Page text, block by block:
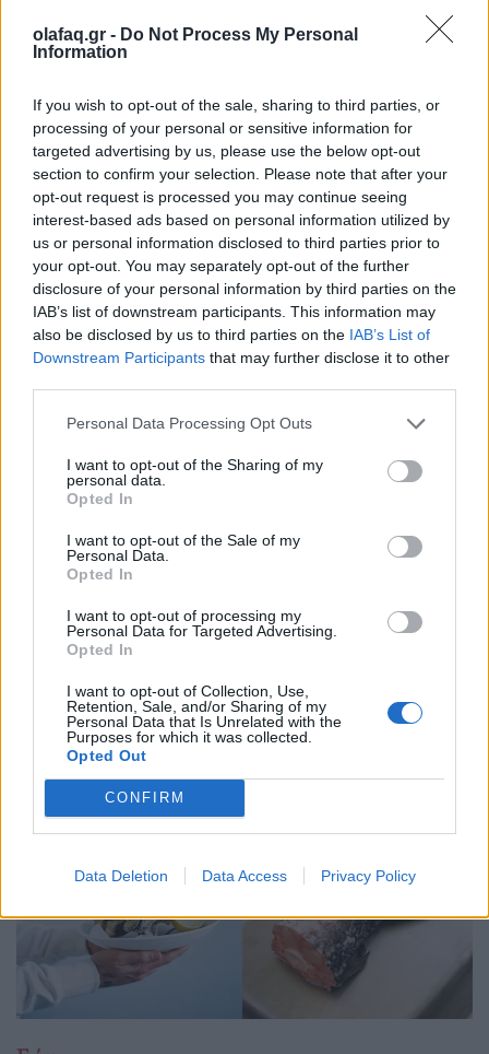
olafaq.gr - Do Not Process My Personal
Information
If you wish to opt-out of the sale, sharing to third parties, or
processing of your personal or sensitive information for
targeted advertising by us, please use the below opt-out
section to confirm your selection. Please note that after your
opt-out request is processed you may continue seeing
interest-based ads based on personal information utilized by
us or personal information disclosed to third parties prior to
your opt-out. You may separately opt-out of the further
disclosure of your personal information by third parties on the
IAB’s list of downstream participants. This information may
also be disclosed by us to third parties on the IAB’s List of
Downstream Participants that may further disclose it to other
Personal Data Processing Opt Outs
I want to opt-out of the Sharing of my
personal data.
Opted In
I want to opt-out of the Sale of my
Personal Data.
Opted In
I want to opt-out of processing my
Personal Data for Targeted Advertising.
Opted In
I want to opt-out of Collection, Use,
Retention, Sale, and/or Sharing of my
Personal Data that Is Unrelated with the
Purposes for which it was collected.
Opted Out
CONFIRM
Data Deletion Data Access Privacy Policy
Δείτε επίσης
Φιστίκι Αιγίνης ή Pistachio: Πώς μια
σοκολάτα στο Ντουμπάι άλλαξε το παιχνίδι
Κάποτε ήταν ένα σνακ πρώτης κατηγορίας, και μετά έσπασε
σύμβολο γαστρονομικής πολυτέλειας και άλλαξε τις συνήθειες
γεύσης διεθνώς.